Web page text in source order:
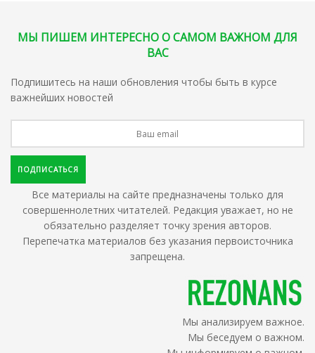
МЫ ПИШЕМ ИНТЕРЕСНО О САМОМ ВАЖНОМ ДЛЯ
ВАС
Подпишитесь на наши обновления чтобы быть в курсе
важнейших новостей
Все материалы на сайте предназначены только для
совершеннолетних читателей. Редакция уважает, но не
обязательно разделяет точку зрения авторов.
Перепечатка материалов без указания первоисточника
запрещена.
Мы анализируем важное.
Мы беседуем о важном.